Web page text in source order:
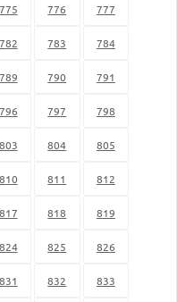
775 776 777
782 783 784
789 790 791
796 797 798
803 804 805
810 811 812
817 818 819
824 825 826
831 832 833